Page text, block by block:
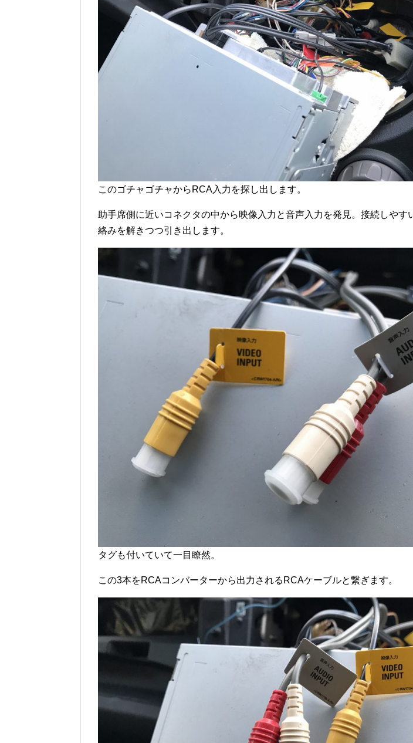
このゴチャゴチャからRCA入力を探し出します。
助手席側に近いコネクタの中から映像入力と音声入力を発見。接続しやす
絡みを解きつつ引き出します。
タグも付いていて一目瞭然。
この3本をRCAコンバーターから出力されるRCAケーブルと繋ぎます。